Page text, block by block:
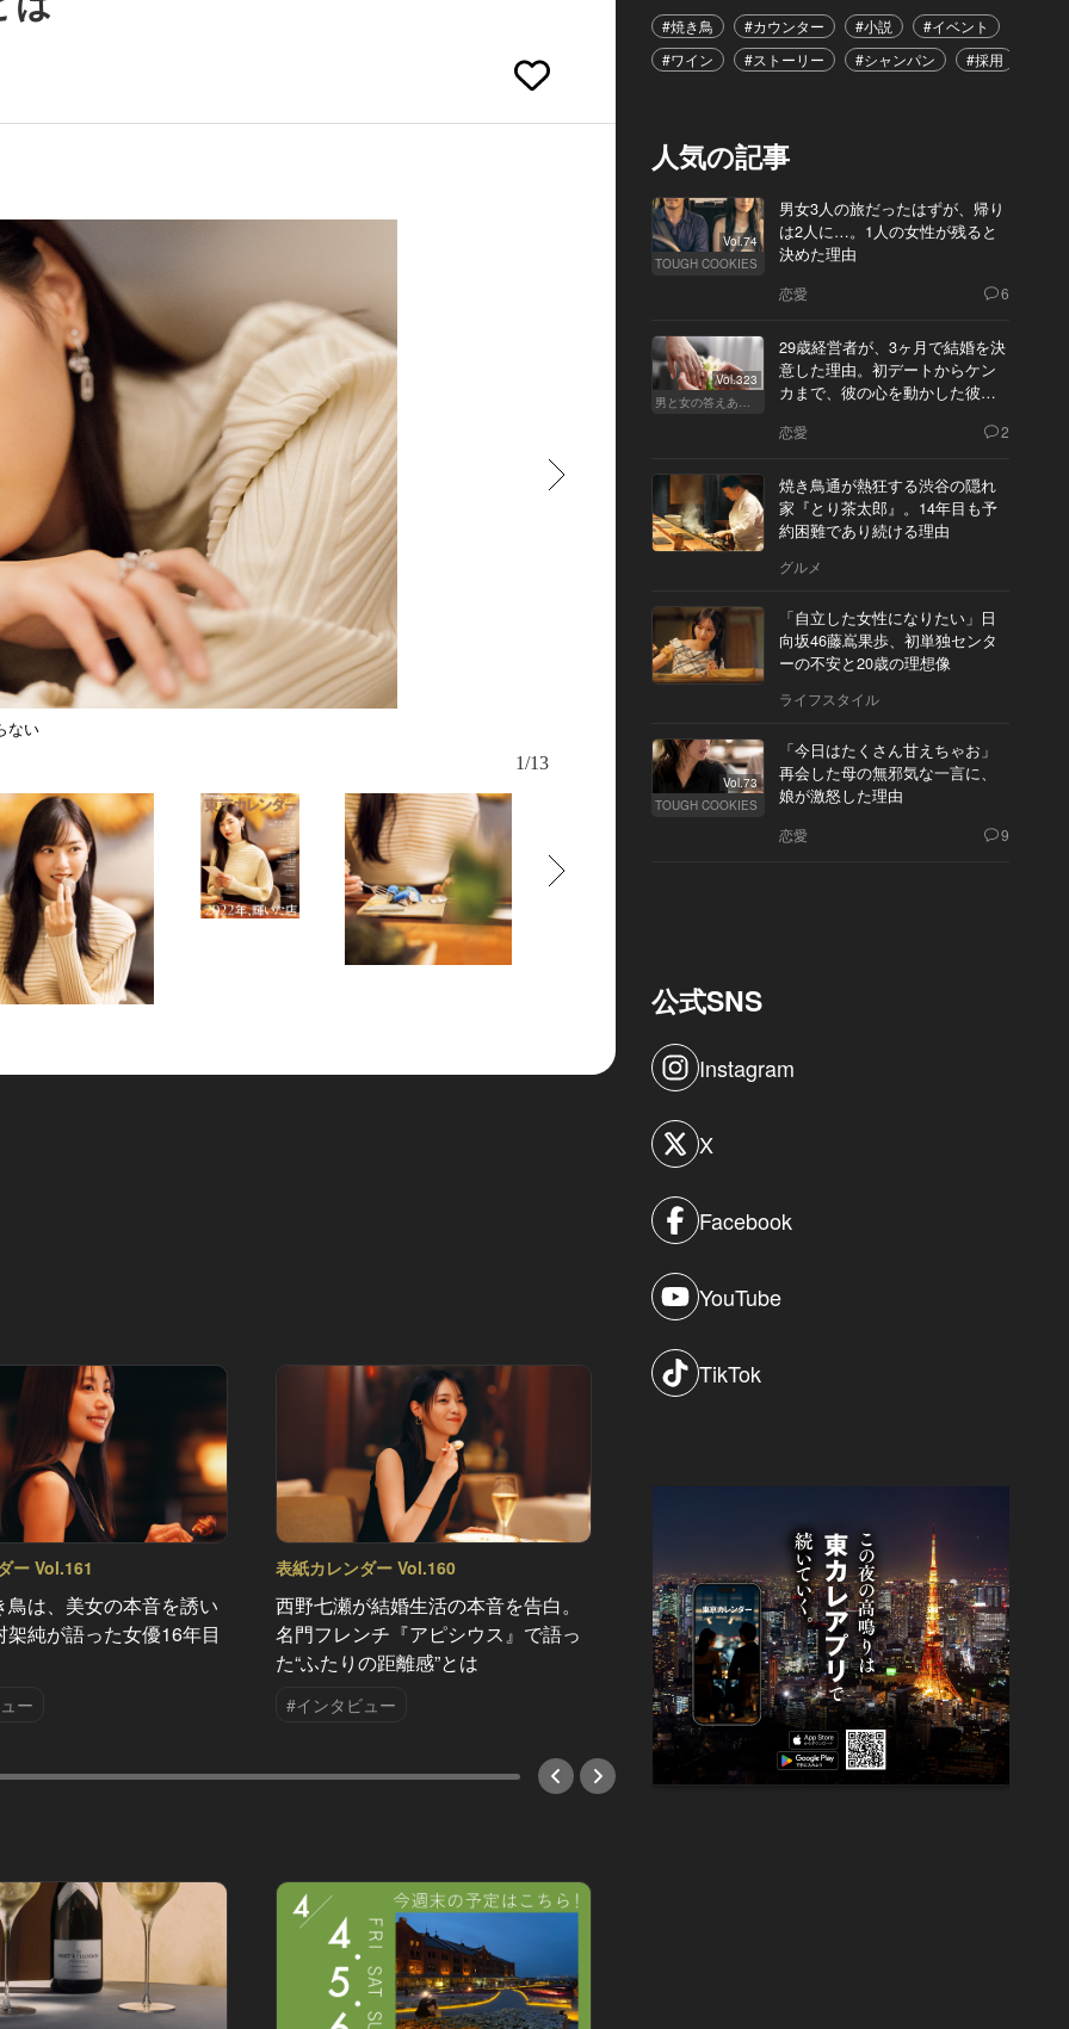
ない
1/13
ー Vol.161
鳥は、美女の本音を誘い
架純が語った女優16年目
ー
表紙カレンダー Vol.160
西野七瀬が結婚生活の本音を告白。
名門フレンチ『アピシウス』で語っ
た“ふたりの距離感”とは
#インタビュー
表紙カレンダー Vol.159
Aぇ! group末澤誠也「でこぼこ道で
も進む」“美人”と呼ばれる男の素顔
と本音
#インタビュー
表紙カ
水上恒
本音ト
は？
#焼き鳥 #カウンター #小説 #イベント
#ワイン
#ストーリー #シャンパン #採用
人気の記事
Vol.74
TOUGH COOKIES
男女3人の旅だったはずが、帰り
は2人に…。1人の女性が残ると
決めた理由
恋愛 6
Vol.323
男と女の答えあわせ【Q】
29歳経営者が、3ヶ月で結婚を決
意した理由。初デートからケン
カまで、彼の心を動かした彼女
恋愛 2
焼き鳥通が熱狂する渋谷の隠れ
家『とり茶太郎』。14年目も予
約困難であり続ける理由
グルメ
「自立した女性になりたい」日
向坂46藤嶌果歩、初単独センタ
ーの不安と20歳の理想像
ライフスタイル
Vol.73
TOUGH COOKIES
「今日はたくさん甘えちゃお」
再会した母の無邪気な一言に、
娘が激怒した理由
恋愛 9
公式SNS
Instagram
X
Facebook
YouTube
TikTok